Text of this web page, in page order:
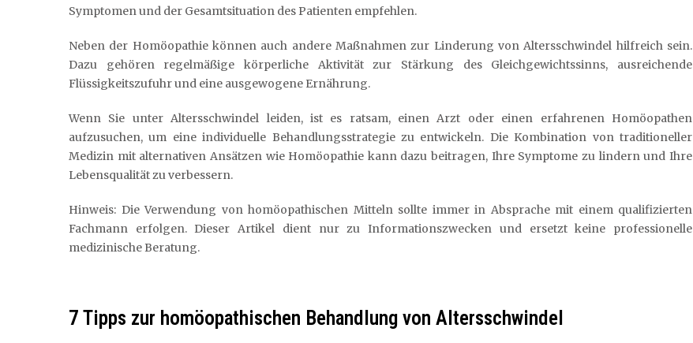
Symptomen und der Gesamtsituation des Patienten empfehlen.
Neben der Homöopathie können auch andere Maßnahmen zur Linderung von Altersschwindel hilfreich sein.
Dazu gehören regelmäßige körperliche Aktivität zur Stärkung des Gleichgewichtssinns, ausreichende
Flüssigkeitszufuhr und eine ausgewogene Ernährung.
Wenn Sie unter Altersschwindel leiden, ist es ratsam, einen Arzt oder einen erfahrenen Homöopathen
aufzusuchen, um eine individuelle Behandlungsstrategie zu entwickeln. Die Kombination von traditioneller
Medizin mit alternativen Ansätzen wie Homöopathie kann dazu beitragen, Ihre Symptome zu lindern und Ihre
Lebensqualität zu verbessern.
Hinweis: Die Verwendung von homöopathischen Mitteln sollte immer in Absprache mit einem qualifizierten
Fachmann erfolgen. Dieser Artikel dient nur zu Informationszwecken und ersetzt keine professionelle
medizinische Beratung.
7 Tipps zur homöopathischen Behandlung von Altersschwindel